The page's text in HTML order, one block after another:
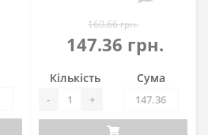
160.66 грн.
147.36 грн.
Кількість
- +
Сума